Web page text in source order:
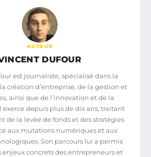
AUTEUR
DUFOUR
est journaliste, spécialisé dans la
création d’entreprise, de la gestion et
ainsi que de l’innovation et de la
depuis plus de dix ans, traitant
de la levée de fonds et des stratégies
aux mutations numériques et aux
Son parcours lui a permis
enjeux concrets des entrepreneurs et